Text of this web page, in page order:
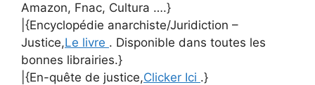
Amazon, Fnac, Cultura ….}
|{Encyclopédie anarchiste/Juridiction –
Justice,Le livre . Disponible dans toutes les
bonnes librairies.}
|{En-quête de justice,Clicker Ici .}